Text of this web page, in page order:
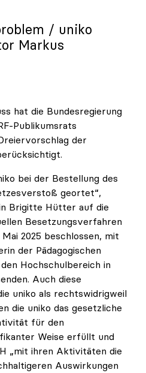
/ uniko
Markus
hat die Bundesregierung
Publikumsrats
der
bei der Bestellung des
geortet“,
Brigitte Hütter auf die
Besetzungsverfahren
2025 beschlossen, mit
der Pädagogischen
Hochschulbereich in
Auch diese
uniko als rechtswidrigweil
die uniko das gesetzliche
für den
Weise erfüllt und
„mit ihren Aktivitäten die
Auswirkungen